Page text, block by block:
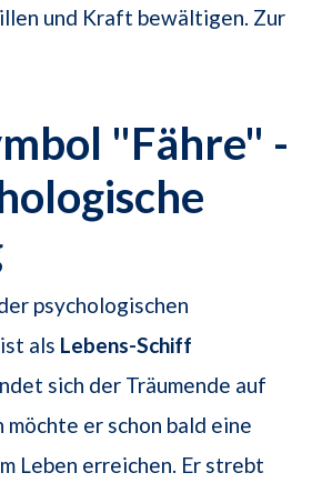
und Kraft bewältigen. Zur
"Fähre" -
psychologischen
als Lebens-Schiff
sich der Träumende auf
möchte er schon bald eine
Leben erreichen. Er strebt